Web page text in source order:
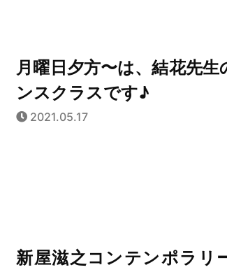
月曜日夕方〜は、結花先
ンスクラスです♪
2021.05.17
新屋滋之コンテンポラリ